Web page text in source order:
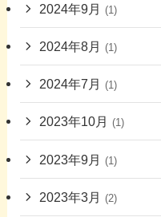
2024年9月 (1)
2024年8月 (1)
2024年7月 (1)
2023年10月 (1)
2023年9月 (1)
2023年3月 (2)